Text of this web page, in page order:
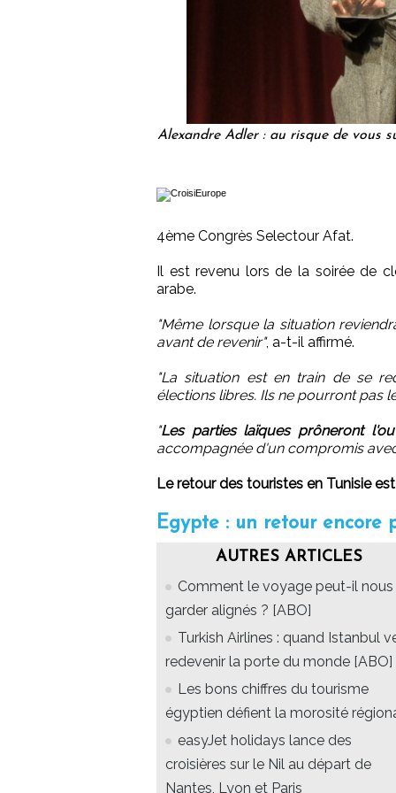
Alexandre Adler : au risque de vous
4ème Congrès Selectour Afat.
Il est revenu lors de la soirée de
arabe.
"Même lorsque la situation
avant de revenir", a-t-il affirmé.
"La situation est en train de se
élections libres. Ils ne pourront pas
"Les parties laïques prôneront
accompagnée d'un compromis
Le retour des touristes en Tunisie est
Egypte : un retour encore
AUTRES ARTICLES
Comment le voyage peut-il nous
garder alignés ? [ABO]
Turkish Airlines : quand Istanbul
redevenir la porte du monde [ABO]
Les bons chiffres du tourisme
égyptien défient la morosité
easyJet holidays lance des
croisières sur le Nil au départ de
Nantes, Lyon et Paris